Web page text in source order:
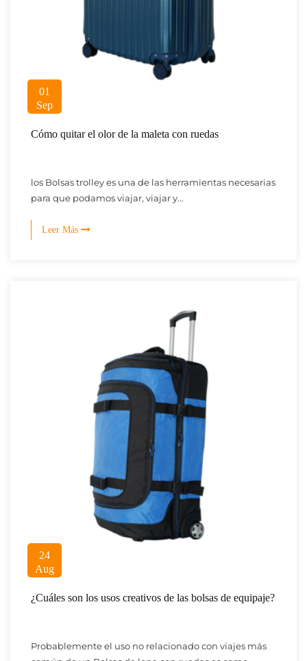
01
Sep
Cómo quitar el olor de la maleta con ruedas
los Bolsas trolley es una de las herramientas necesarias
para que podamos viajar, viajar y...
Leer Más
24
Aug
¿Cuáles son los usos creativos de las bolsas de equipaje?
Probablemente el uso no relacionado con viajes más